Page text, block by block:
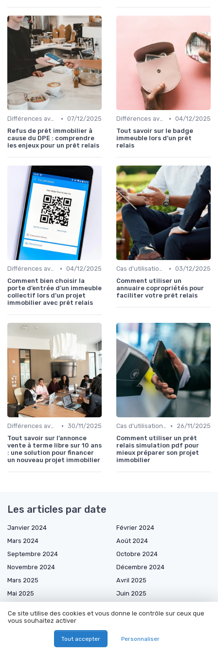
Différences avec d'autres prêts immobiliers • 07/12/2025
Refus de prêt immobilier à
cause du DPE : comprendre
les enjeux pour un prêt relais
Différences avec d'autres prêts immobiliers • 04/12/2025
Tout savoir sur le badge
immeuble lors d’un prêt
relais
Différences avec d'autres prêts immobiliers • 04/12/2025
Comment bien choisir la
porte d’entrée d’un immeuble
collectif lors d’un projet
immobilier avec prêt relais
Cas d'utilisation typiques • 03/12/2025
Comment utiliser un
annuaire copropriétés pour
faciliter votre prêt relais
Différences avec d'autres prêts immobiliers • 30/11/2025
Tout savoir sur l’annonce
vente à terme libre sur 10 ans
: une solution pour financer
un nouveau projet immobilier
Cas d'utilisation typiques •
26/11/2025
Comment utiliser un prêt
relais simulation pdf pour
mieux préparer son projet
immobilier
Les articles par date
Janvier 2024
Février 2024
Mars 2024
Août 2024
Septembre 2024
Octobre 2024
Novembre 2024
Décembre 2024
Mars 2025
Avril 2025
Mai 2025
Juin 2025
Septembre 2025
Novembre 2025
Ce site utilise des cookies et vous donne le contrôle sur ceux que
vous souhaitez activer
Tout accepter Personnaliser